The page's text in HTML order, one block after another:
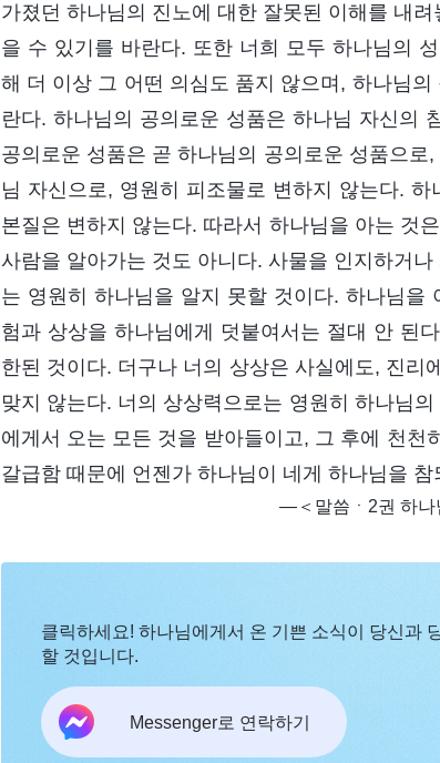
가졌던 하나님의 진노에 대한 잘못된 이해를 내
을 수 있기를 바란다. 또한 너희 모두 하나님의
해 더 이상 그 어떤 의심도 품지 않으며, 하나님
란다. 하나님의 공의로운 성품은 하나님 자신의
공의로운 성품은 곧 하나님의 공의로운 성품으
님 자신으로, 영원히 피조물로 변하지 않는다.
본질은 변하지 않는다. 따라서 하나님을 아는 것
사람을 알아가는 것도 아니다. 사물을 인지하거
는 영원히 하나님을 알지 못할 것이다. 하나님
험과 상상을 하나님에게 덧붙여서는 절대 안 된
한된 것이다. 더구나 너의 상상은 사실에도, 진리
맞지 않는다. 너의 상상력으로는 영원히 하나님
에게서 오는 모든 것을 받아들이고, 그 후에 천
갈급함 때문에 언젠가 하나님이 네게 하나님을
―＜말씀ㆍ2권 하나
클릭하세요! 하나님에게서 온 기쁜 소식이 당신과
할 것입니다.
Messenger로 연락하기